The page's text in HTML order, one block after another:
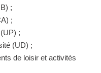
;
;
;
(UD) ;
de loisir et activités